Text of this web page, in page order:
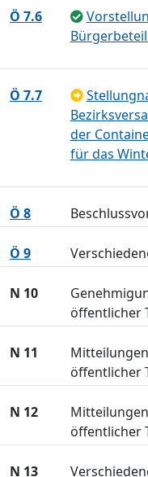
Ö 7.6
Ö 7.7
der
für das
Ö 8
Ö 9
N 10
öffentlicher
N 11
öffentlicher
N 12
öffentlicher
N 13